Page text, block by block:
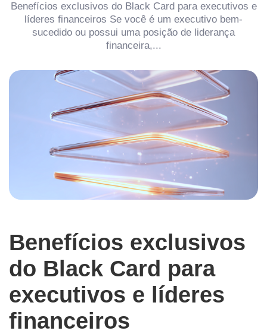
Benefícios exclusivos do Black Card para executivos e
líderes financeiros Se você é um executivo bem-
sucedido ou possui uma posição de liderança
financeira,...
Benefícios exclusivos
do Black Card para
executivos e líderes
financeiros